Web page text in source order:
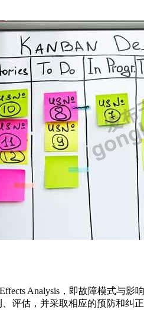
Analysis，即故障模式与
评估，并采取相应的预防和纠